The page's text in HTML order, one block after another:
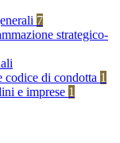
7
strategico-
codice di condotta 1
e imprese 1